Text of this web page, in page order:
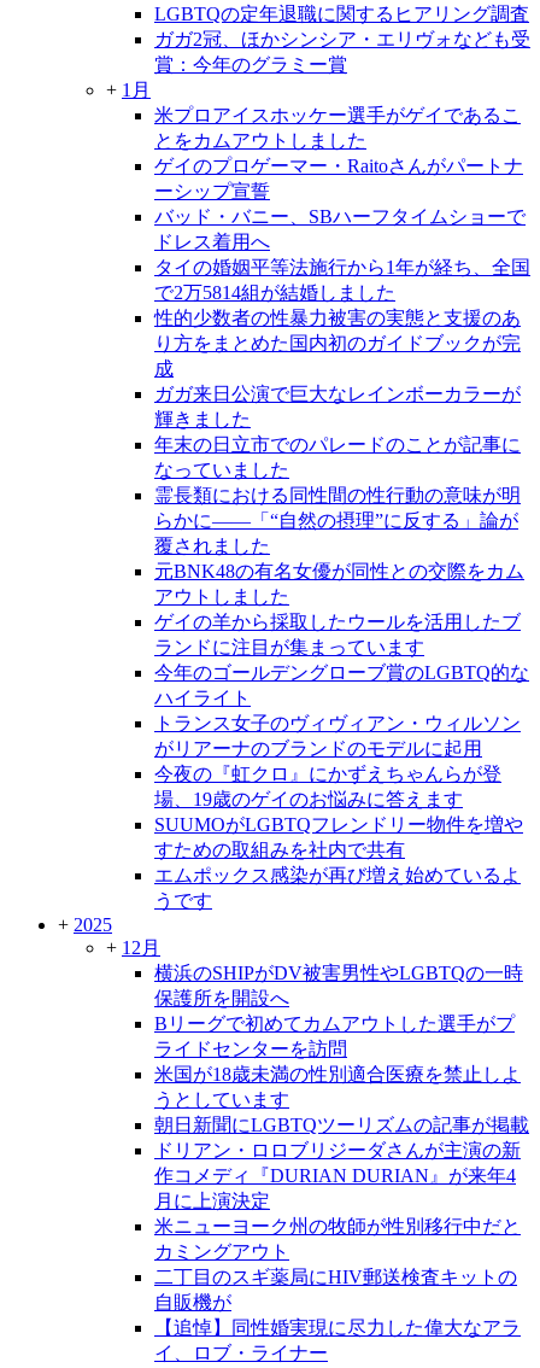
LGBTQの定年退職に関するヒアリング調査
ガガ2冠、ほかシンシア・エリヴォなども受
賞：今年のグラミー賞
+ 1月
米プロアイスホッケー選手がゲイであるこ
とをカムアウトしました
ゲイのプロゲーマー・Raitoさんがパートナ
ーシップ宣誓
バッド・バニー、SBハーフタイムショーで
ドレス着用へ
タイの婚姻平等法施行から1年が経ち、全国
で2万5814組が結婚しました
性的少数者の性暴力被害の実態と支援のあ
り方をまとめた国内初のガイドブックが完
成
ガガ来日公演で巨大なレインボーカラーが
輝きました
年末の日立市でのパレードのことが記事に
なっていました
霊長類における同性間の性行動の意味が明
らかに――「“自然の摂理”に反する」論が
覆されました
元BNK48の有名女優が同性との交際をカム
アウトしました
ゲイの羊から採取したウールを活用したブ
ランドに注目が集まっています
今年のゴールデングローブ賞のLGBTQ的な
ハイライト
トランス女子のヴィヴィアン・ウィルソン
がリアーナのブランドのモデルに起用
今夜の『虹クロ』にかずえちゃんらが登
場、19歳のゲイのお悩みに答えます
SUUMOがLGBTQフレンドリー物件を増や
すための取組みを社内で共有
エムポックス感染が再び増え始めているよ
うです
+ 2025
+ 12月
横浜のSHIPがDV被害男性やLGBTQの一時
保護所を開設へ
Bリーグで初めてカムアウトした選手がプ
ライドセンターを訪問
米国が18歳未満の性別適合医療を禁止しよ
うとしています
朝日新聞にLGBTQツーリズムの記事が掲載
ドリアン・ロロブリジーダさんが主演の新
作コメディ『DURIAN DURIAN』が来年4
月に上演決定
米ニューヨーク州の牧師が性別移行中だと
カミングアウト
二丁目のスギ薬局にHIV郵送検査キットの
自販機が
【追悼】同性婚実現に尽力した偉大なアラ
イ、ロブ・ライナー